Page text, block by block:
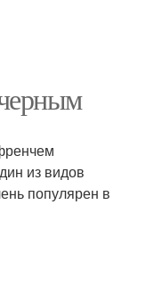
из видов
популярен в